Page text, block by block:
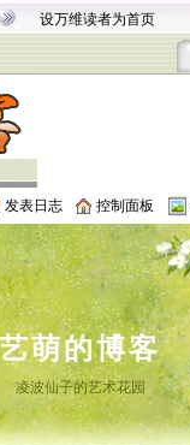
设万维读者为首页
发表日志 控制面板
艺萌的博客
凌波仙子的艺术花园